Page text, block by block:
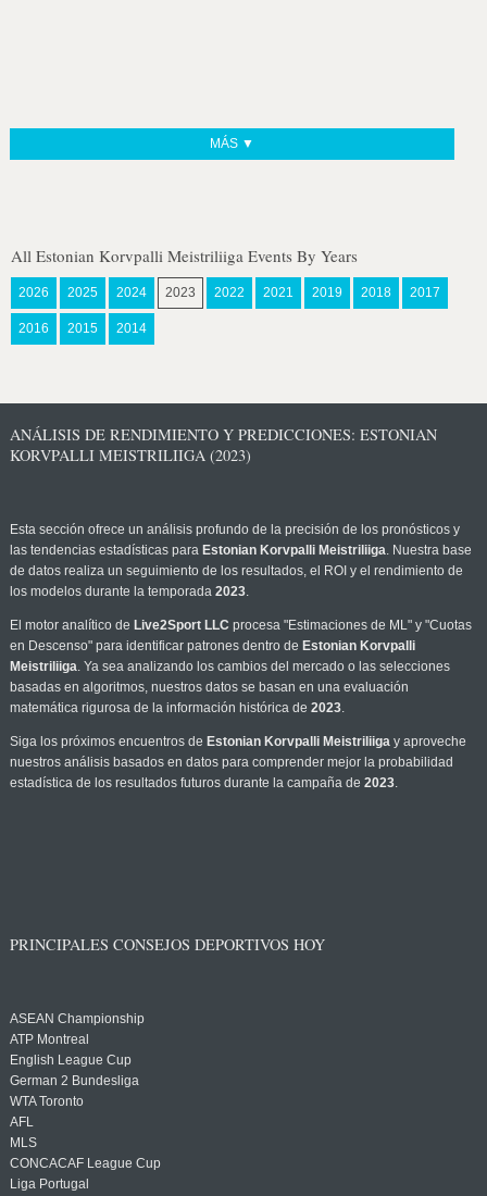
MÁS ▼
All Estonian Korvpalli Meistriliiga Events By Years
2026 2025 2024 2023 2022 2021 2019 2018 2017
2016 2015 2014
ANÁLISIS DE RENDIMIENTO Y PREDICCIONES: ESTONIAN
KORVPALLI MEISTRILIIGA (2023)
Esta sección ofrece un análisis profundo de la precisión de los pronósticos y
las tendencias estadísticas para Estonian Korvpalli Meistriliiga. Nuestra base
de datos realiza un seguimiento de los resultados, el ROI y el rendimiento de
los modelos durante la temporada 2023.
El motor analítico de Live2Sport LLC procesa "Estimaciones de ML" y "Cuotas
en Descenso" para identificar patrones dentro de Estonian Korvpalli
Meistriliiga. Ya sea analizando los cambios del mercado o las selecciones
basadas en algoritmos, nuestros datos se basan en una evaluación
matemática rigurosa de la información histórica de 2023.
Siga los próximos encuentros de Estonian Korvpalli Meistriliigay aproveche
nuestros análisis basados en datos para comprender mejor la probabilidad
estadística de los resultados futuros durante la campaña de 2023.
PRINCIPALES CONSEJOS DEPORTIVOS HOY
ASEAN Championship
ATP Montreal
English League Cup
German 2 Bundesliga
WTA Toronto
AFL
MLS
CONCACAF League Cup
Liga Portugal